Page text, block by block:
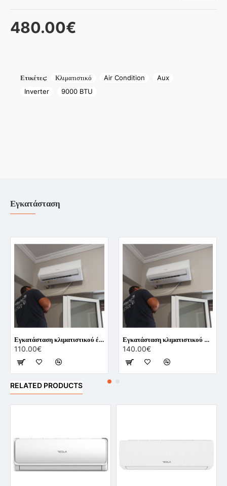
480.00€
Ετικέτες: Κλιματιστικό Air Condition
Aux
Inverter
9000 BTU
Εγκατάσταση
Εγκατάσταση κλιματιστικού έως 12.000 BTU
110.00€
Εγκατάσταση κλιματιστικού 24.000 BTU
140.00€
RELATED PRODUCTS